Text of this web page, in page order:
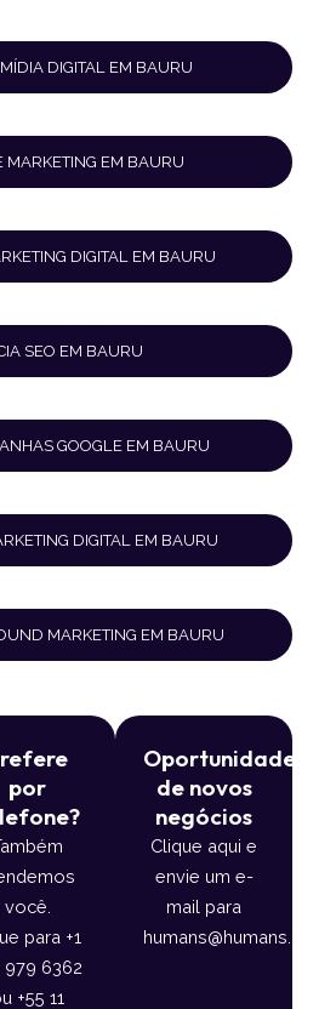
DIGITAL EM BAURU
MARKETING EM BAURU
DIGITAL EM BAURU
SEO EM BAURU
GOOGLE EM BAURU
DIGITAL EM BAURU
MARKETING EM BAURU
por
você.
para +1
979 6362
+55 11
Oportunidade
de novos
negócios
Clique aqui e
envie um e-
mail para